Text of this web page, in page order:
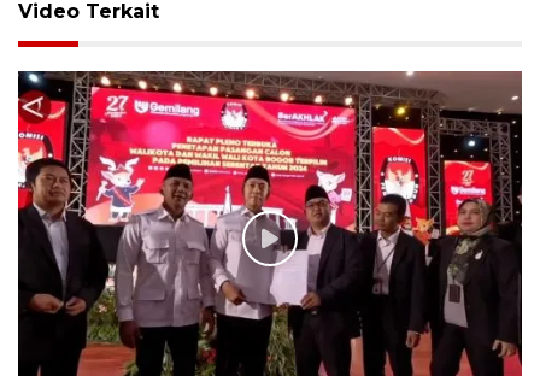
Video Terkait